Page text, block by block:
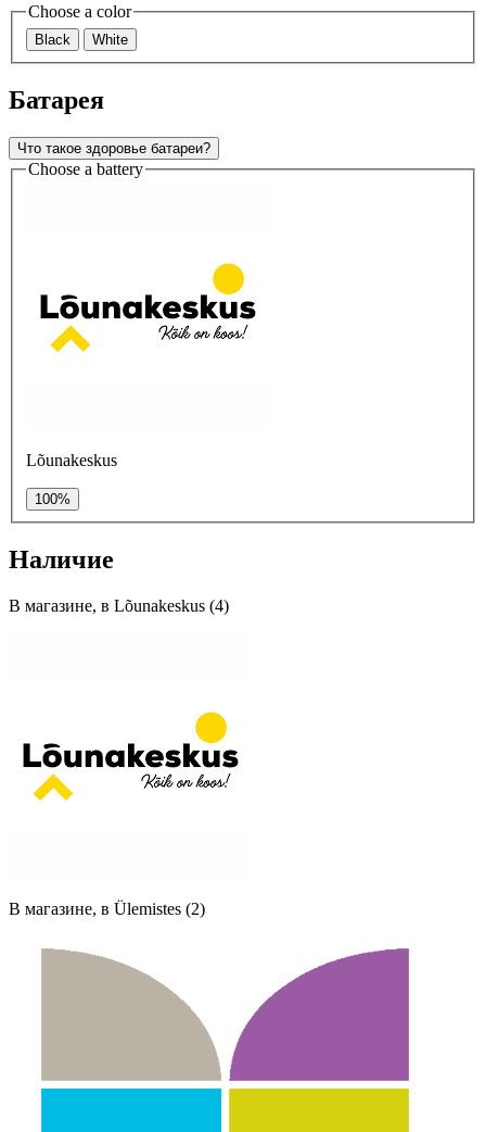
Choose a color
Black White
Батарея
Что такое здоровье батареи?
Choose a battery
Lõunakeskus
100%
Наличие
В магазине, в Lõunakeskus (4)
В магазине, в Ülemistes (2)